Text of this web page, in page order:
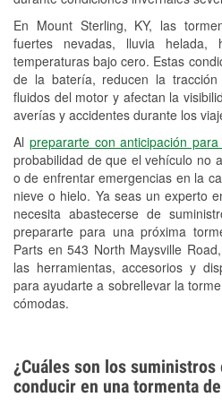
En Mount Sterling, KY, las
fuertes nevadas, lluvia helada,
temperaturas bajo cero. Estas
de la batería, reducen la
fluidos del motor y afectan la
averías y accidentes durante los
Al prepararte con anticipación
probabilidad de que el vehículo no
o de enfrentar emergencias en la
nieve o hielo. Ya seas un experto
necesita abastecerse de
prepararte para una próxima
Parts en 543 North Maysville
las herramientas, accesorios y
para ayudarte a sobrellevar la
cómodas.
Programa de
Herramientas
Mezcla de pinturas
Rectificación de
freno
Mangueras
Snowstorm
Conoce más
¿Cuáles son los suministros
conducir en una tormenta